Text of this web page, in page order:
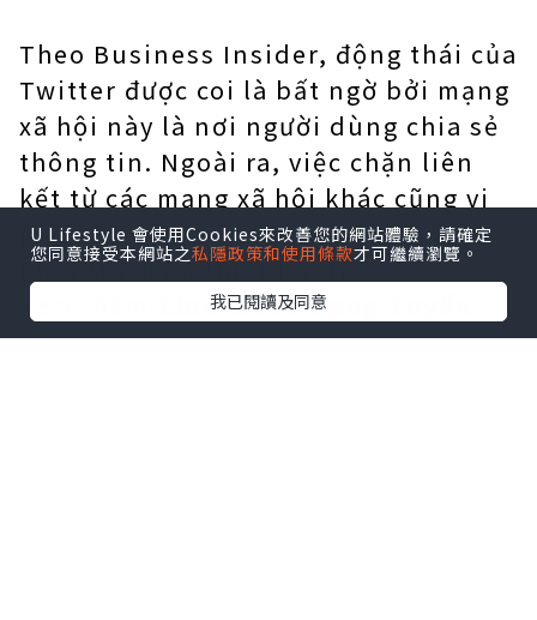
Theo Business Insider, động thái của
Twitter được coi là bất ngờ bởi mạng
xã hội này là nơi người dùng chia sẻ
thông tin. Ngoài ra, việc chặn liên
kết từ các mạng xã hội khác cũng vi
phạm tiêu chuẩn tự do ngôn luận mà
Elon Musk đã thiết lập trước đó.
Elon Musk Đang Tuyển
Dụng Lại Cho Twitter
U Lifestyle 會使用Cookies來改善您的網站體驗，請確定
您同意接受本網站之私隱政策和使用條款才可繼續瀏覽。
我已閱讀及同意